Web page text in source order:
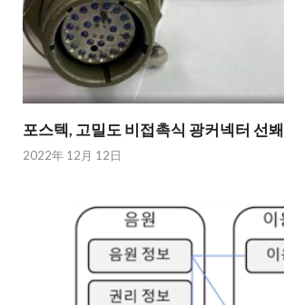
포스텍, 고밀도 비접촉식 광커넥터 선봬
2022年 12月 12日